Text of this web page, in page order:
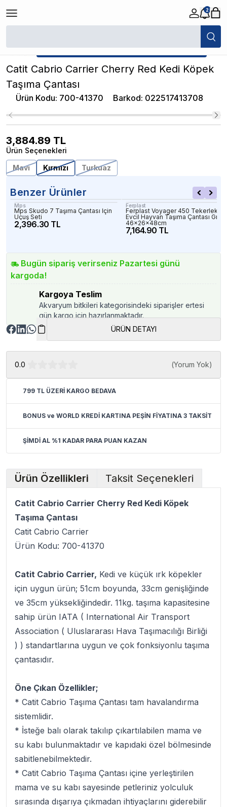
2
/ Catit Cabrio Carrier Cherry Red Kedi
★ Atakan Petshop, Catit yetkili satıcısıdır.
Catit Cabrio Carrier Cherry Red Kedi Köpek
Taşıma Çantası
Ürün Kodu: 700-41370 Barkod: 022517413708
3,884.89 TL
Ürün Seçenekleri
Mavi
Kırmızı Turkuaz
Benzer Ürünler
Mps
Mps Skudo 7 Taşıma Çantası İçin
Uçuş Seti
2,396.30 TL
Ferplast
Ferplast Voyager 450 Tekerlekli
Evcil Hayvan Taşıma Çantası Gri
46x26x48cm
7,164.90 TL
Bugün sipariş verirseniz Pazartesi günü
kargoda!
Kargoya Teslim
Akvaryum bitkileri kategorisindeki siparişler ertesi
gün kargo için hazırlanmaktadır.
ÜRÜN DETAYI
0.0 (Yorum Yok)
799 TL ÜZERİ KARGO BEDAVA
BONUS ve WORLD KREDİ KARTINA PEŞİN FİYATINA 3 TAKSİT
ŞİMDİ AL %1 KADAR PARA PUAN KAZAN
Ürün Özellikleri Taksit Seçenekleri
Catit Cabrio Carrier Cherry Red Kedi Köpek
Taşıma Çantası
Catit Cabrio Carrier
Ürün Kodu: 700-41370
Catit Cabrio Carrier, Kedi ve küçük ırk köpekler
için uygun ürün; 51cm boyunda, 33cm genişliğinde
ve 35cm yüksekliğindedir. 11kg. taşıma kapasitesine
sahip ürün IATA ( International Air Transport
Association ( Uluslararası Hava Taşımacılığı Birliği
) ) standartlarına uygun ve çok fonksiyonlu taşıma
çantasıdır.
Öne Çıkan Özellikler;
* Catit Cabrio Taşıma Çantası tam havalandırma
sistemlidir.
* İsteğe balı olarak takılıp çıkartılabilen mama ve
su kabı bulunmaktadır ve kapıdaki özel bölmesinde
sabitlenebilmektedir.
* Catit Cabrio Taşıma Çantası içine yerleştirilen
mama ve su kabı sayesinde petleriniz yolculuk
sırasında dışarıya çıkmadan ihtiyaçlarını giderebilir